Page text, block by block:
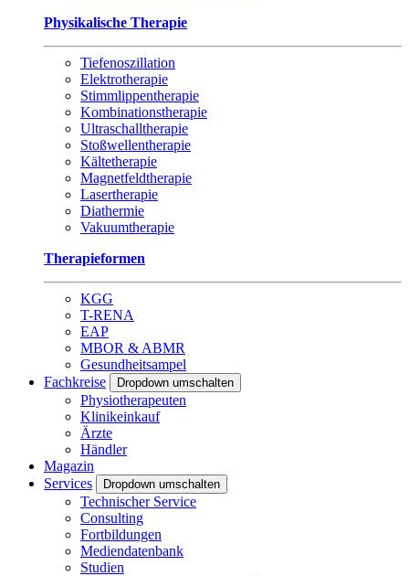
Physikalische Therapie
Tiefenoszillation
Elektrotherapie
Stimmlippentherapie
Kombinationstherapie
Ultraschalltherapie
Stoßwellentherapie
Kältetherapie
Magnetfeldtherapie
Lasertherapie
Diathermie
Vakuumtherapie
Therapieformen
KGG
T-RENA
EAP
MBOR & ABMR
Gesundheitsampel
Fachkreise
Dropdown umschalten
Physiotherapeuten
Klinikeinkauf
Ärzte
Händler
Magazin
Services
Dropdown umschalten
Technischer Service
Consulting
Fortbildungen
Mediendatenbank
Studien